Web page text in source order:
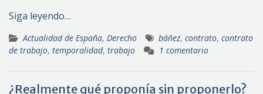
Siga leyendo…
Actualidad de España, Derecho báñez, contrato, contrato
de trabajo, temporalidad, trabajo 1 comentario
¿Realmente qué proponía sin proponerlo?